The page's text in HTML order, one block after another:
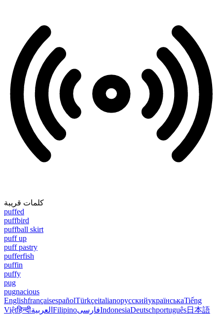
كلمات قريبة
puffed
puffbird
puffball skirt
puff up
puff pastry
pufferfish
puffin
puffy
pug
pugnacious
EnglishfrançaisespañolTürkçeitalianoрусскийукраїнськаTiếng
Việtहिन्दीالعربية FilipinoفارسیIndonesiaDeutschportuguês日本語